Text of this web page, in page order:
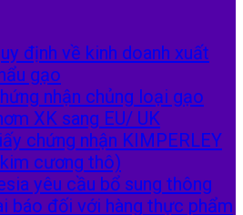
định về kinh doanh xuất
gạo
nhận chủng loại gạo
XK sang EU/ UK
chứng nhận KIMPERLEY
cương thô)
yêu cầu bổ sung thông
báo đối với hàng thực phẩm